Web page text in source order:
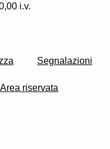
i.v.
Segnalazioni
Area riservata